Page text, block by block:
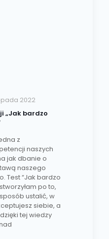
2022
„Jak bardzo
z
naszych
jak dbanie o
naszego
Test “Jak bardzo
po to,
ustalić, w
siebie, a
tej wiedzy